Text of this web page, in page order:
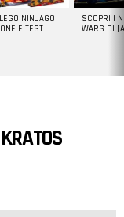
NINJAGO
E TEST
SCOPRI I
WARS DI